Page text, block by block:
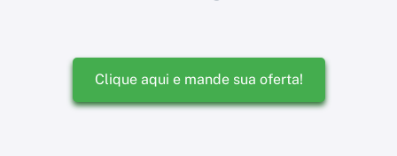
Clique aqui e mande sua oferta!